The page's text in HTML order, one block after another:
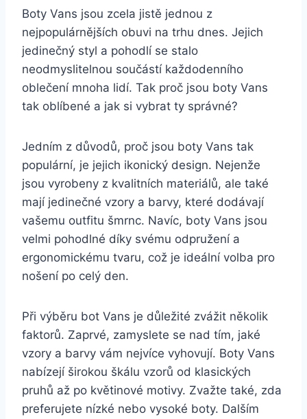
Boty Vans jsou zcela jistě jednou z
nejpopulárnějších obuvi na trhu dnes. Jejich
jedinečný styl a pohodlí se stalo
neodmyslitelnou součástí každodenního
oblečení mnoha lidí. Tak proč jsou boty Vans
tak oblíbené ‍a jak si vybrat ty správné?
Jedním z důvodů,⁢ proč jsou‍ boty ⁤Vans tak
⁢populární, je jejich​ ikonický design. Nejenže
jsou vyrobeny z kvalitních materiálů, ale také
mají jedinečné vzory a ⁢barvy, které dodávají
vašemu outfitu šmrnc. Navíc, boty Vans jsou
velmi pohodlné díky svému ⁤odpružení a
ergonomickému tvaru, což je ‌ideální volba pro
nošení‌ po celý den.
Při výběru ‌bot Vans je důležité zvážit několik
faktorů.‌ Zaprvé, zamyslete se‌ nad tím, jaké
vzory a barvy vám nejvíce vyhovují. Boty Vans
nabízejí širokou škálu vzorů od ​klasických
pruhů až po květinové motivy. Zvažte ⁣také, zda
preferujete nízké nebo vysoké boty. Dalším